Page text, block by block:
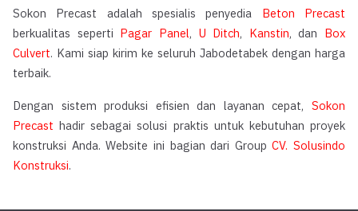
Sokon Precast adalah spesialis penyedia Beton Precast
berkualitas seperti Pagar Panel, U Ditch, Kanstin, dan Box
Culvert. Kami siap kirim ke seluruh Jabodetabek dengan harga
terbaik.
Dengan sistem produksi efisien dan layanan cepat, Sokon
Precast hadir sebagai solusi praktis untuk kebutuhan proyek
konstruksi Anda. Website ini bagian dari GroupCV. Solusindo
Konstruksi.